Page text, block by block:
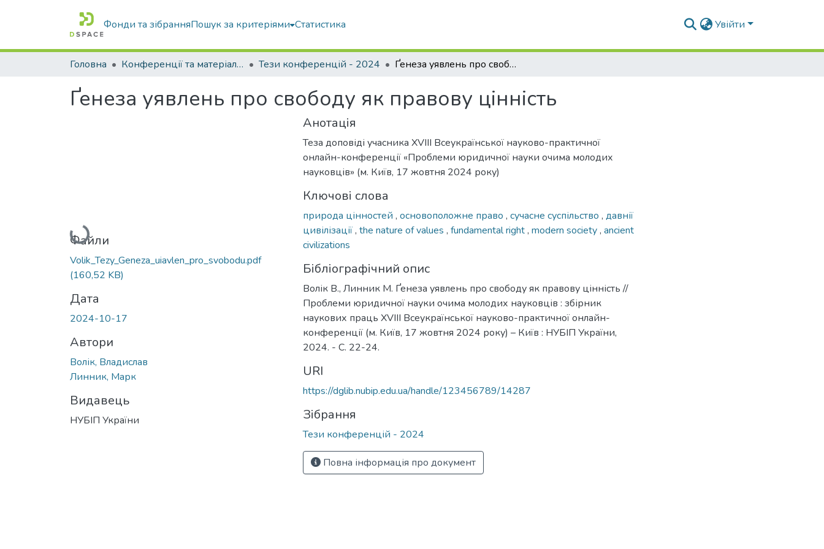
Фонди та зібранняПошук за критеріями Статистика Увійти
Головна Конференції та матеріали конференцій Тези конференцій - 2024 Ґенеза уявлень про свободу як правову цінність
Ґенеза уявлень про свободу як правову цінність
Вантажиться...
Файли
Volik_Tezy_Geneza_uiavlen_pro_svobodu.pdf
(160,52 KB)
Дата
2024-10-17
Автори
Волік, Владислав
Линник, Марк
Видавець
НУБІП України
Анотація
Теза доповіді учасника XVIII Всеукраїнської науково-практичної
онлайн-конференції «Проблеми юридичної науки очима молодих
науковців» (м. Київ, 17 жовтня 2024 року)
Ключові слова
природа цінностей , основоположне право , сучасне суспільство , давнії
цивілізації, the nature of values , fundamental right, modern society, ancient
civilizations
Бібліографічний опис
Волік В., Линник М. Ґенеза уявлень про свободу як правову цінність //
Проблеми юридичної науки очима молодих науковців : збірник
наукових праць XVIII Всеукраїнської науково-практичної онлайн-
конференції (м. Київ, 17 жовтня 2024 року) – Київ : НУБІП України,
2024. - С. 22-24.
URI
https://dglib.nubip.edu.ua/handle/123456789/14287
Зібрання
Тези конференцій - 2024
Повна інформація про документ